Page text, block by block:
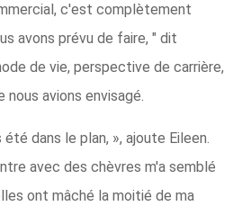
c'est complètement
avons prévu de faire, " dit
de vie, perspective de carrière,
avions envisagé.
été dans le plan, », ajoute Eileen.
avec des chèvres m'a semblé
ont mâché la moitié de ma